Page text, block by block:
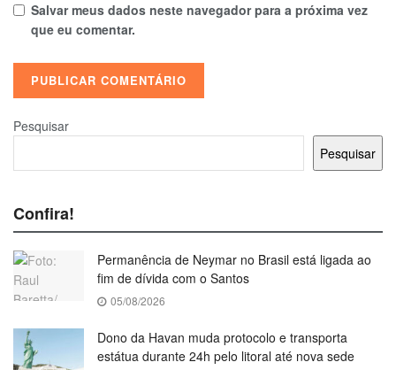
Salvar meus dados neste navegador para a próxima vez
que eu comentar.
Pesquisar
Pesquisar
Confira!
Permanência de Neymar no Brasil está ligada ao
fim de dívida com o Santos
05/08/2026
Dono da Havan muda protocolo e transporta
estátua durante 24h pelo litoral até nova sede